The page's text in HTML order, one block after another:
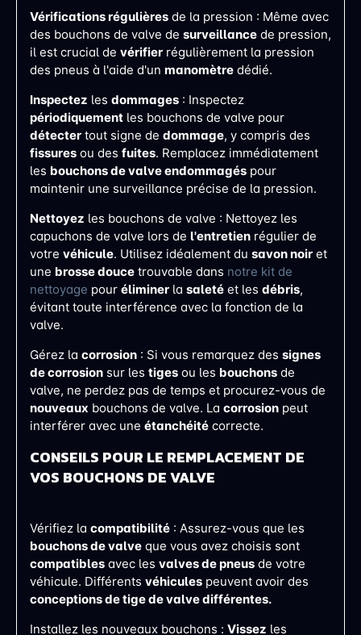
Vérifications régulières de la pression : Même avec
des bouchons de valve de surveillance de pression,
il est crucial de vérifierrégulièrement la pression
des pneus à l'aide d'un manomètre dédié.
Inspectez les dommages : Inspectez
périodiquement les bouchons de valve pour
détectertout signe de dommage, y compris des
fissures ou des fuites. Remplacez immédiatement
les bouchons de valve endommagés pour
maintenir une surveillance précise de la pression.
Nettoyez les bouchons de valve : Nettoyez les
capuchons de valve lors de l'entretien régulier de
votre véhicule. Utilisez idéalement du savon noiret
une brosse douce trouvable dans notre kit de
nettoyage pour éliminerla saleté et les débris,
évitant toute interférence avec la fonction de la
valve.
Gérez la corrosion : Si vous remarquez des signes
de corrosion sur les tiges ou les bouchons de
valve, ne perdez pas de temps et procurez-vous de
nouveaux bouchons de valve. La corrosion peut
interférer avec une étanchéité correcte.
CONSEILS POUR LE REMPLACEMENT DE
VOS BOUCHONS DE VALVE
Vérifiez la compatibilité : Assurez-vous que les
bouchons de valve que vous avez choisis sont
compatibles avec les valves de pneus de votre
véhicule. Différents véhicules peuvent avoir des
conceptions de tige de valve différentes.
Installez les nouveaux bouchons : Vissez les